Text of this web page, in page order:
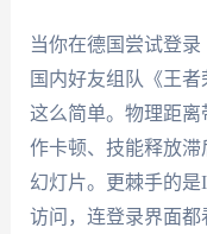
当你在德国尝试登
国内好友组队《王
这么简单。物理距
作卡顿、技能释放
幻灯片。更棘手的
访问，连登录界面